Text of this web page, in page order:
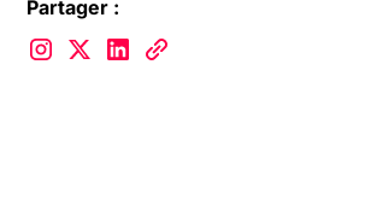
Partager :